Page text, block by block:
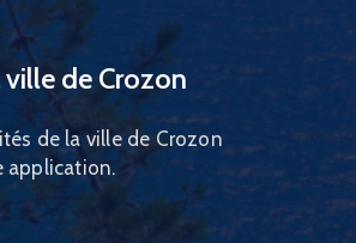
de Crozon
de la ville de Crozon
application.